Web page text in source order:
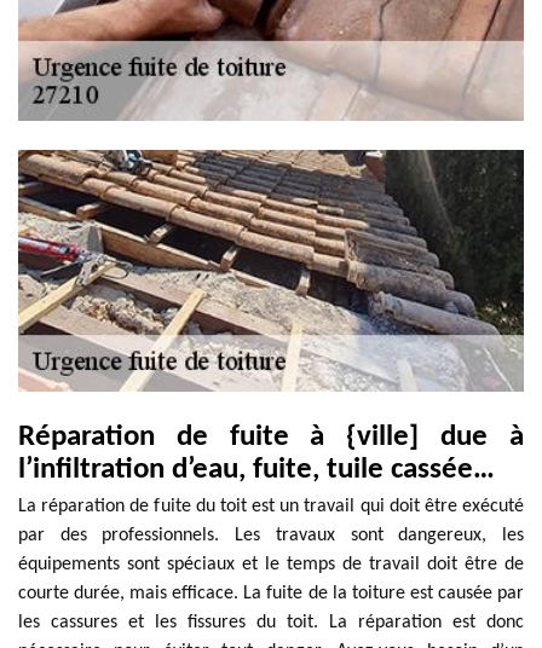
Réparation de fuite à {ville] due à
l’infiltration d’eau, fuite, tuile cassée…
La réparation de fuite du toit est un travail qui doit être exécuté
par des professionnels. Les travaux sont dangereux, les
équipements sont spéciaux et le temps de travail doit être de
courte durée, mais efficace. La fuite de la toiture est causée par
les cassures et les fissures du toit. La réparation est donc